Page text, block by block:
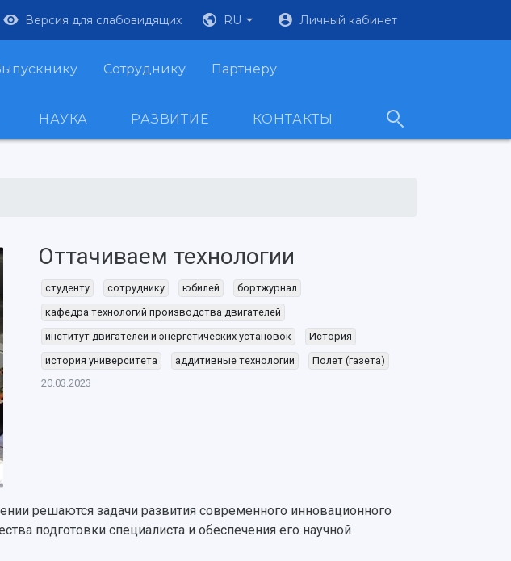
Версия для слабовидящих RU Личный кабинет
Сотруднику Партнеру
НАУКА РАЗВИТИЕ КОНТАКТЫ
Оттачиваем технологии
студенту сотруднику юбилей
бортжурнал
кафедра технологий производства двигателей
институт двигателей и энергетических установок
История
история университета
аддитивные технологии
Полет (газета)
20.03.2023
решаются задачи развития современного инновационного
подготовки специалиста и обеспечения его научной